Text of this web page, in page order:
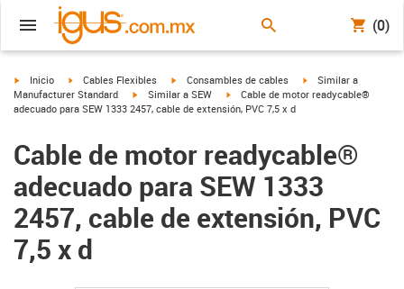
(0)
igus-icon-arrow-right
Inicio igus-icon-arrow-right
Cables Flexibles igus-icon-arrow-right
Consambles de cables igus-icon-arrow-right
Similar a
Manufacturer Standard
igus-icon-arrow-right
Similar a SEW igus-icon-arrow-right
Cable de motor readycable®
adecuado para SEW 1333 2457, cable de extensión, PVC 7,5 x d
Cable de motor readycable®
adecuado para SEW 1333
2457, cable de extensión, PVC
7,5 x d